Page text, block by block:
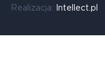
Realizacja:
Intellect.pl